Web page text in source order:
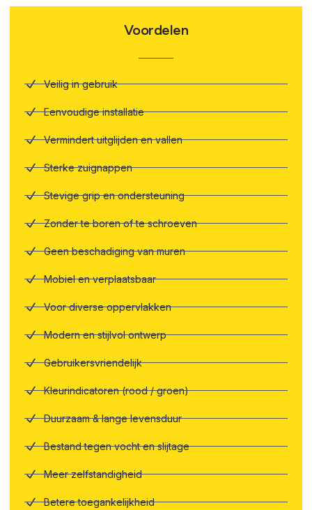
Voordelen
Veilig in gebruik
Eenvoudige installatie
Vermindert uitglijden en vallen
Sterke zuignappen
Stevige grip en ondersteuning
Zonder te boren of te schroeven
Geen beschadiging van muren
Mobiel en verplaatsbaar
Voor diverse oppervlakken
Modern en stijlvol ontwerp
Gebruikersvriendelijk
Kleurindicatoren (rood / groen)
Duurzaam & lange levensduur
Bestand tegen vocht en slijtage
Meer zelfstandigheid
Betere toegankelijkheid